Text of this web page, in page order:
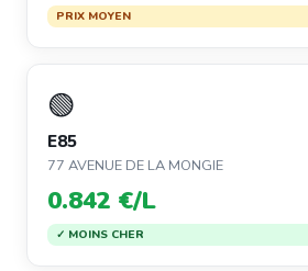
PRIX MOYEN
🟢
E85
77 AVENUE DE LA MONGIE
0.842 €/L
✓ MOINS CHER